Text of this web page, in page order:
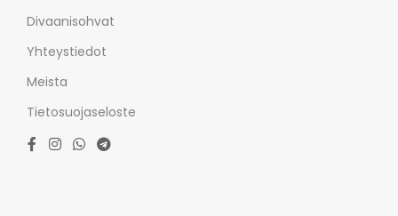
Divaanisohvat
Yhteystiedot
Meista
Tietosuojaseloste